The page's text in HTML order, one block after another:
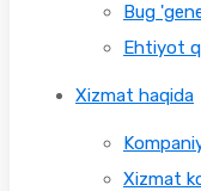
Bug
Ehtiyot
Xizmat haqida
Xizmat